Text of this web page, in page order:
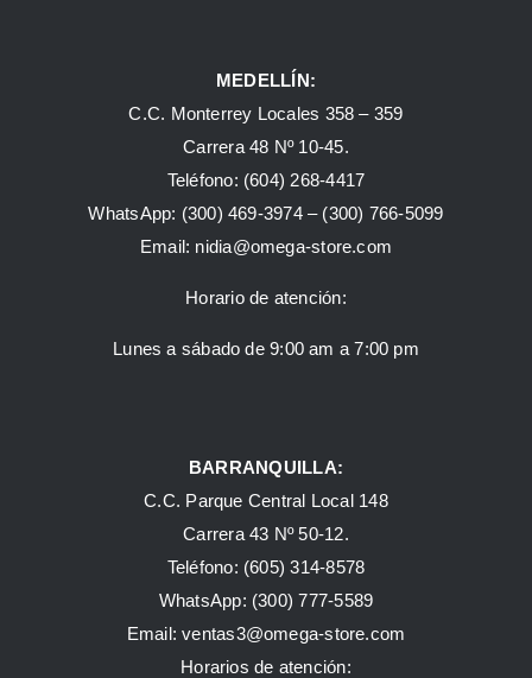
MEDELLÍN:
C.C. Monterrey Locales 358 – 359
Carrera 48 Nº 10-45.
Teléfono: (604) 268-4417
WhatsApp: (300) 469-3974 – (300) 766-5099
Email: nidia@omega-store.com
Horario de atención:
Lunes a sábado de 9:00 am a 7:00 pm
BARRANQUILLA:
C.C. Parque Central Local 148
Carrera 43 Nº 50-12.
Teléfono: (605) 314-8578
WhatsApp: (300) 777-5589
Email: ventas3@omega-store.com
Horarios de atención: